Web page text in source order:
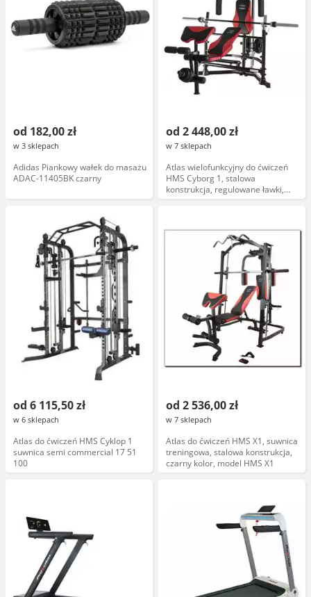
od 182,00 zł
w 3 sklepach
Adidas Piankowy wałek do masażu
ADAC-11405BK czarny
od 2 448,00 zł
w 7 sklepach
Atlas wielofunkcyjny do ćwiczeń
HMS Cyborg 1, stalowa
konstrukcja, regulowane ławki,
uchwyty, obciążenia, trening
od 6 115,50 zł
w 6 sklepach
Atlas do ćwiczeń HMS Cyklop 1
suwnica semi commercial 17 51
100
od 2 536,00 zł
w 7 sklepach
Atlas do ćwiczeń HMS X1, suwnica
treningowa, stalowa konstrukcja,
czarny kolor, model HMS X1